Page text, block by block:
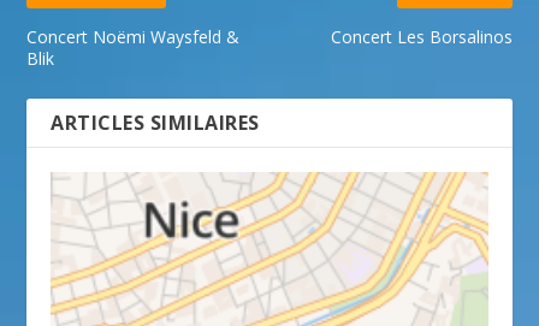
Concert Noëmi Waysfeld &
Blik
Concert Les Borsalinos
ARTICLES SIMILAIRES